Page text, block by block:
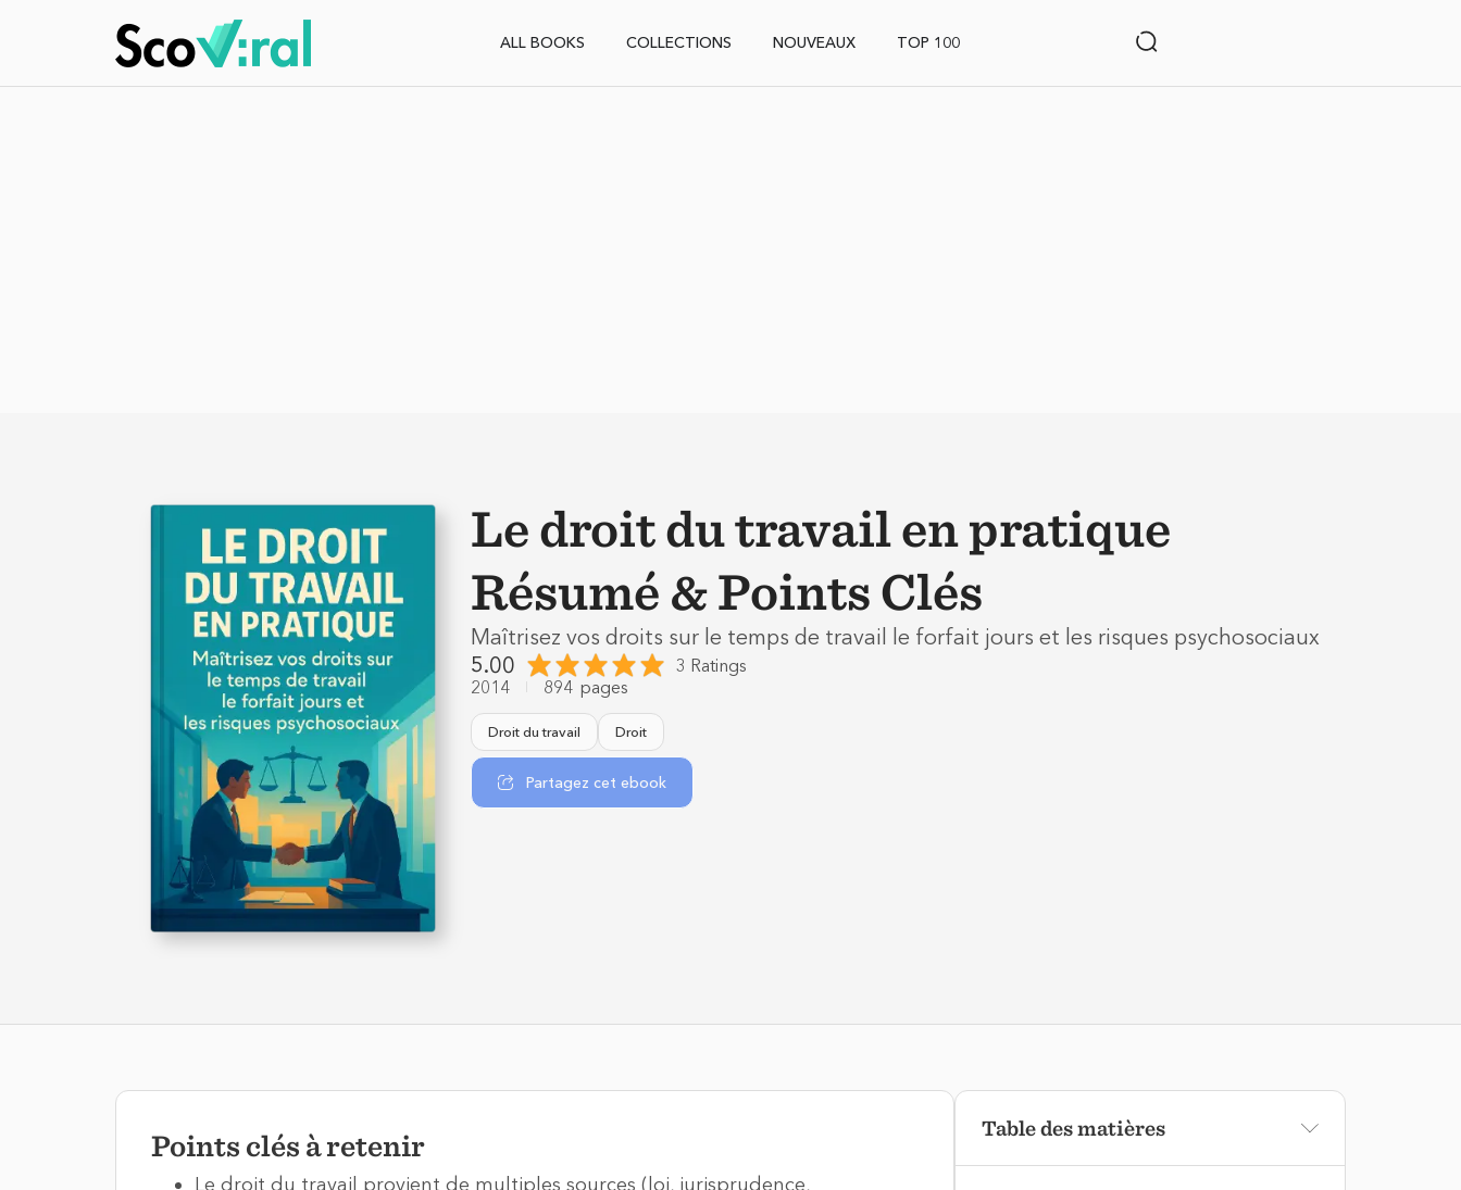
ALL BOOKS COLLECTIONS NOUVEAUX TOP 100
Le droit du travail en pratique
Résumé & Points Clés
Maîtrisez vos droits sur le temps de travail le forfait jours et les risques psychosociaux
5.00
3 Ratings
2014
894 pages
Droit du travail Droit
Partagez cet ebook
Points clés à retenir
Le droit du travail provient de multiples sources (loi, jurisprudence,
Table des matières